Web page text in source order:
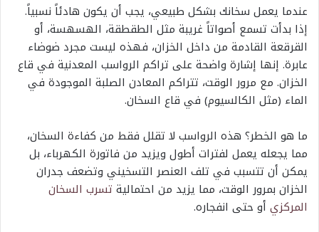
عندما يعمل سخانك بشكل طبيعي، يجب أن يكون هادئاً نسبياً.
إذا بدأت تسمع أصواتاً غريبة مثل الطقطقة، الهسهسة، أو
القرقعة القادمة من داخل الخزان، فهذه ليست مجرد ضوضاء
عابرة. إنها إشارة واضحة على تراكم الرواسب المعدنية في قاع
الخزان. مع مرور الوقت، تتراكم المعادن الصلبة الموجودة في
الماء (مثل الكالسيوم) في قاع السخان.
ما هو الخطر؟ هذه الرواسب لا تقلل فقط من كفاءة السخان،
مما يجعله يعمل لفترات أطول ويزيد من فاتورة الكهرباء، بل
يمكن أن تتسبب في تلف العنصر التسخيني وتضعف جدران
الخزان بمرور الوقت، مما يزيد من احتمالية تسرب السخان
المركزي أو حتى انفجاره.